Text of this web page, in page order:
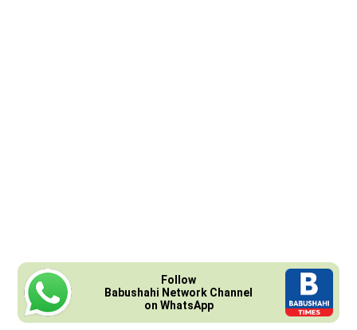
Follow
Babushahi Network Channel
on WhatsApp